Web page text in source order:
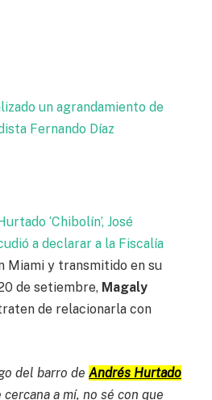
un agrandamiento de
Fernando Díaz
‘Chibolín’, José
a declarar a la Fiscalía
Miami y transmitido en su
de setiembre, Magaly
de relacionarla con
del barro de Andrés Hurtado
a mí, no sé con que